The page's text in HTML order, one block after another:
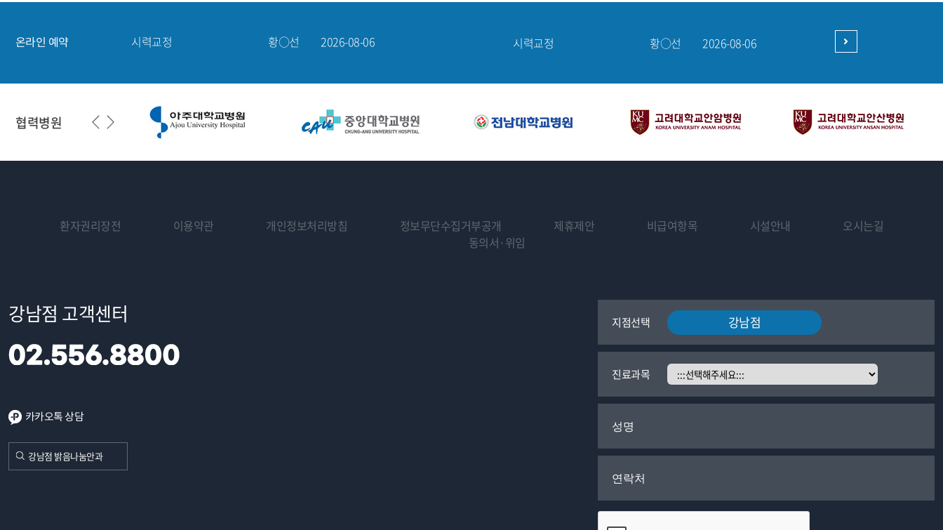
온라인 예약
시력교정
박○서
2026-08-05
시력교정
박○서
2026-08-05
협력병원
환자권리장전 이용약관 개인정보처리방침 정보무단수집거부공개 제휴제안 비급여항목 시설안내
오시는길
동의서·위임
강남점 고객센터
카카오톡 상담
강남점 밝음나눔안과
지점선택 강남점
진료과목